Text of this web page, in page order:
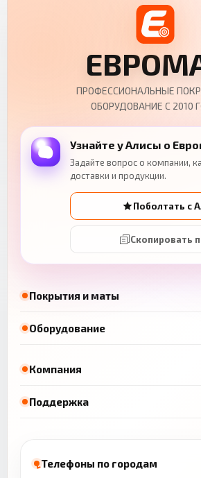
Покрытия и маты
Оборудование
ПРОФЕССИОНАЛЬНЫЕ
ОБОРУДОВАНИЕ С 2010
Узнайте у Алисы о
Задайте вопрос о компании,
доставки и продукции.
Поболтать с
Скопировать
Компания
Поддержка
Телефоны по городам